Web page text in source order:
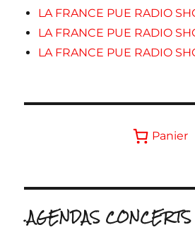
LA FRANCE PUE RADIO
LA FRANCE PUE RADIO
LA FRANCE PUE RADIO
Panier
.AGENDAS CONCERTS